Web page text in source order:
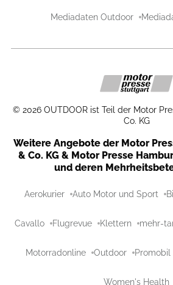
Mediadaten Outdoor
© 2026 OUTDOOR ist Teil der Motor
Co. KG
Weitere Angebote der Motor
& Co. KG & Motor Presse
und deren
Aerokurier Auto Motor und Sport
Cavallo Flugrevue Klettern mehr-
Motorradonline Outdoor Promobil
Women's Health